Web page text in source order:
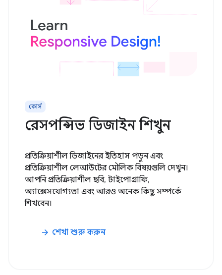
কোর্স
রেসপন্সিভ ডিজাইন শিখুন
প্রতিক্রিয়াশীল ডিজাইনের ইতিহাস পড়ুন এবং
প্রতিক্রিয়াশীল লেআউটের মৌলিক বিষয়গুলি দেখুন।
আপনি প্রতিক্রিয়াশীল ছবি, টাইপোগ্রাফি,
অ্যাক্সেসযোগ্যতা এবং আরও অনেক কিছু সম্পর্কে
শিখবেন।
arrow_forward শেখা শুরু করুন